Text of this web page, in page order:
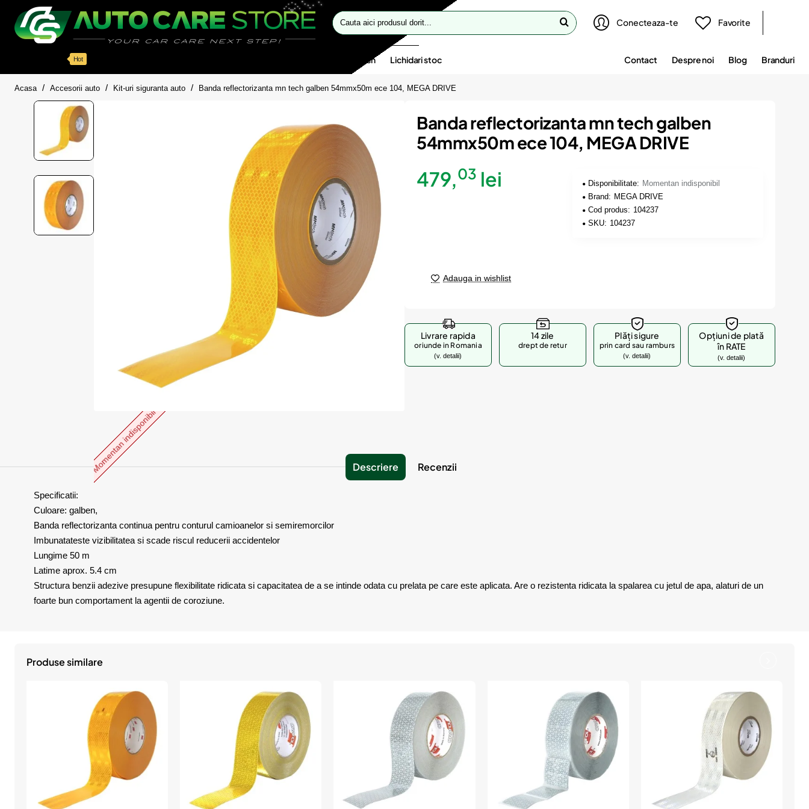
Cauta
aici
Conecteaza-te Favorite
Hot Oferte flash Lichidari stoc Contact Despre noi Blog Branduri
Acasa homeAccesorii auto Kit-uri siguranta auto Banda reflectorizanta mn tech galben 54mmx50m ece 104, MEGA DRIVE
Momentan indisponibil
Banda reflectorizanta mn tech galben
54mmx50m ece 104, MEGA DRIVE
479,03 lei Disponibilitate: Momentan indisponibil
Brand: MEGA DRIVE
Cod produs: 104237
SKU: 104237
Adauga in wishlist
Livrare rapida
oriunde in Romania
(v. detalii)
14 zile
drept de retur
Plăți sigure
prin card sau ramburs
(v. detalii)
Opțiuni de plată
în RATE
(v. detalii)
Descriere Recenzii
Specificatii:
Culoare: galben,
Banda reflectorizanta continua pentru conturul camioanelor si semiremorcilor
Imbunatateste vizibilitatea si scade riscul reducerii accidentelor
Lungime 50 m
Latime aprox. 5.4 cm
Structura benzii adezive presupune flexibilitate ridicata si capacitatea de a se intinde odata cu prelata pe care este aplicata. Are o rezistenta ridicata la spalarea cu jetul de apa, alaturi de un
foarte bun comportament la agentii de coroziune.
Produse similare